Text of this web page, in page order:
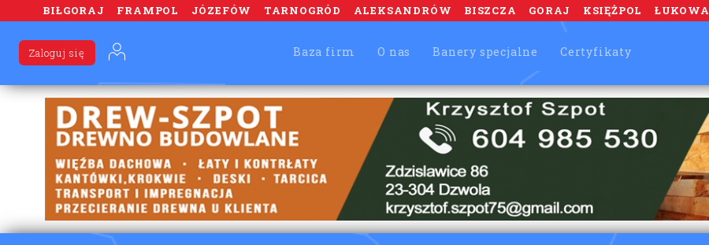
BIŁGORAJ FRAMPOL JÓZEFÓW TARNOGRÓD ALEKSANDRÓW BISZCZA GORAJ KSIĘŻPOL ŁUKOWA
Baza firm O nas Banery specjalne Certyfikaty
Zaloguj się